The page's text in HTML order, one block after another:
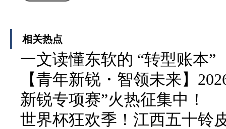
相关热点
一文读懂东软的 “转型账本”
【青年新锐・智领未来】
新锐专项赛”火热征集中！
世界杯狂欢季！江西五十铃